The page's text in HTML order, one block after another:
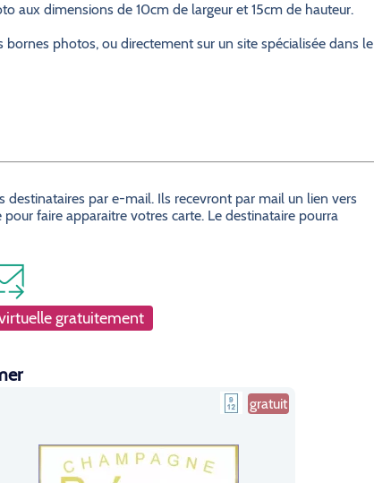
aux dimensions de 10cm de largeur et 15cm de hauteur.
photos, ou directement sur un site spécialisée dans le
par e-mail. Ils recevront par mail un lien vers
faire apparaitre votres carte. Le destinataire pourra
gratuitement
gratuit